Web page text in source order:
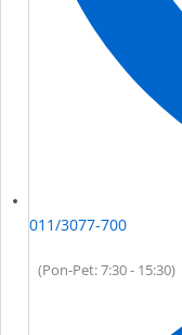
011/3077-700
(Pon-Pet: 7:30 - 15:30)